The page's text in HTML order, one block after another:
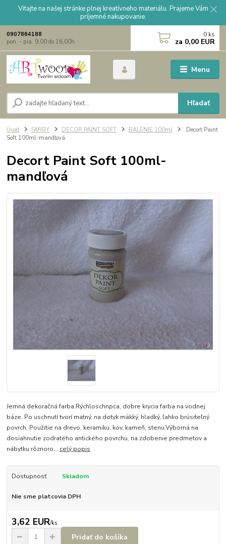
Vitajte na našej stránke plnej kreatívneho materiálu. Prajeme Vám
príjemné nakupovanie.
Menu
Hľadať
0907864188
pon. - pia. 9,00 do 16,00h
0 ks
za 0,00 EUR
Úvod FARBY DECOR PAINT SOFT BALENIE 100ml
Decort Paint
Soft 100ml-mandľová
Decort Paint Soft 100ml-
mandľová
Jemná dekoračná farba.Rýchloschnpca, dobre krycia farba na vodnej
báze. Po uschnutí tvorí matný, na dotyk mäkký, hladký, ľahko brúsiteľný
povrch. Použitie na drevo, keramiku, kov, kameň, stenu.Výborná na
dosiahnutie zodratého antického povrchu, na zdobenie predmetov a
nábytku rôznoro... celý popis
Dostupnosť Skladom
Nie sme platcovia DPH
3,62 EUR/ks
Pridať do košíka